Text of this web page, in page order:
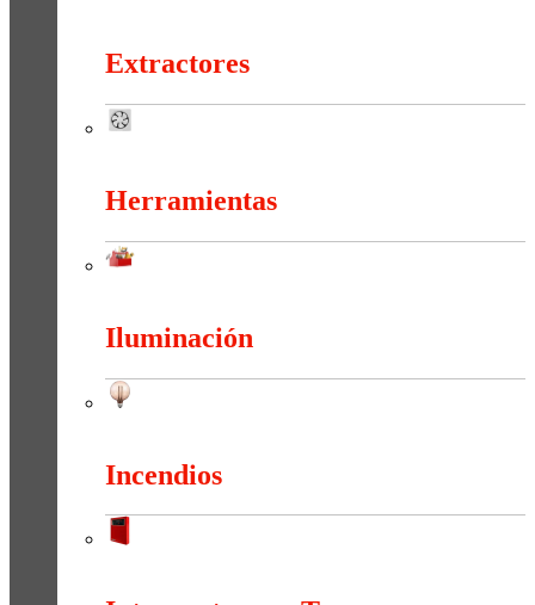
Extractores
Herramientas
Iluminación
Incendios